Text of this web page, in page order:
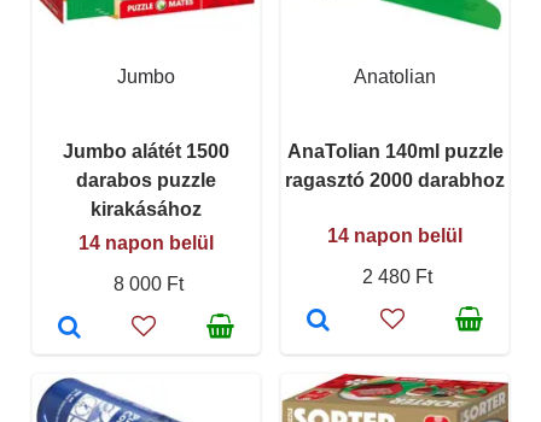
Jumbo
Jumbo alátét 1500
darabos puzzle
kirakásához
14 napon belül
8 000 Ft
Anatolian
AnaTolian 140ml puzzle
ragasztó 2000 darabhoz
14 napon belül
2 480 Ft